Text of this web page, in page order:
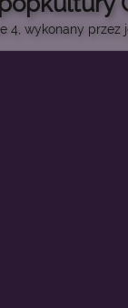
4, wykonany przez